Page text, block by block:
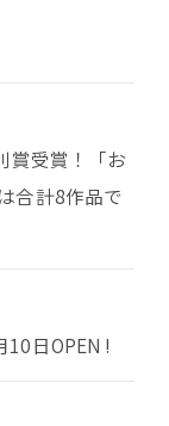
賞受賞！「お
合計8作品で
日OPEN !